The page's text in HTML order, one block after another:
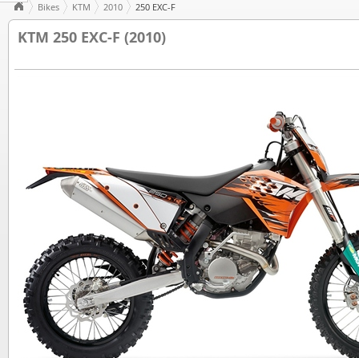
Bikes KTM 2010 250 EXC-F
KTM 250 EXC-F (2010)